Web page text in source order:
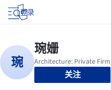
登录
关注